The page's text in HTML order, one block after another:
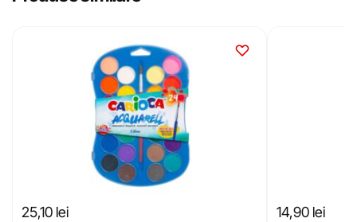
25,10 lei 14,90 lei